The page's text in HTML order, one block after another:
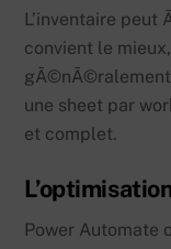
L’inventaire peut
convient le
gÃ©nÃ©ralement
une sheet par
et complet.
Power Automate